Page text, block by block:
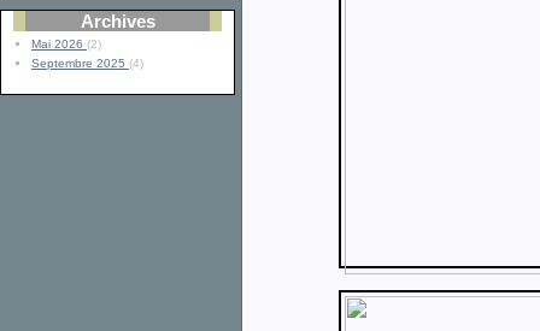
Archives
Mai 2026 (2)
Septembre 2025 (4)